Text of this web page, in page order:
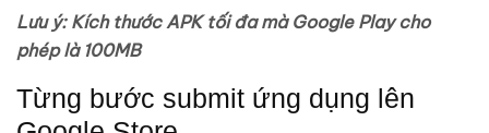
Lưu ý: Kích thước APK tối đa mà Google Play cho
phép là 100MB
Từng bước submit ứng dụng lên